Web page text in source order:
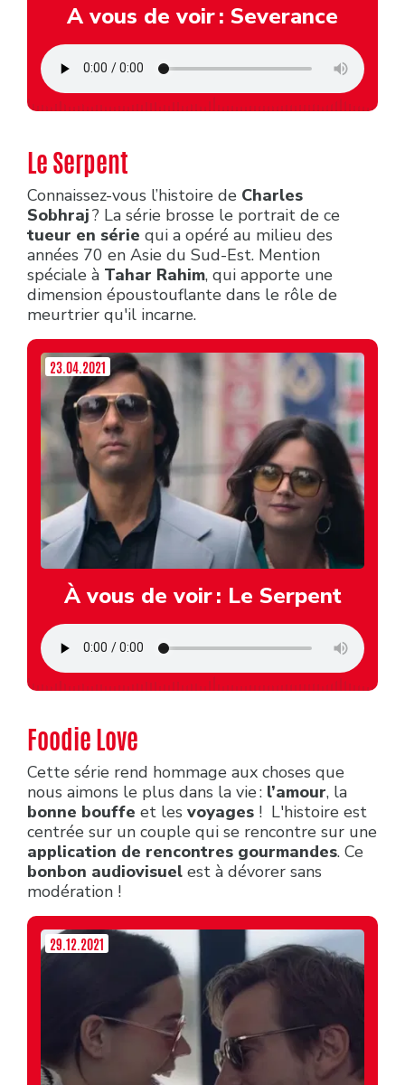
A vous de voir : Severance
Le Serpent
Connaissez-vous l’histoire de Charles
Sobhraj? La série brosse le portrait de ce
tueur en série qui a opéré au milieu des
années 70 en Asie du Sud-Est. Mention
spéciale à Tahar Rahim, qui apporte une
dimension époustouflante dans le rôle de
meurtrier qu'il incarne.
23.04.2021
À vous de voir : Le Serpent
Foodie Love
Cette série rend hommage aux choses que
nous aimons le plus dans la vie : l’amour, la
bonne bouffe et les voyages ! L'histoire est
centrée sur un couple qui se rencontre sur une
application de rencontres gourmandes. Ce
bonbon audiovisuel est à dévorer sans
modération !
29.12.2021